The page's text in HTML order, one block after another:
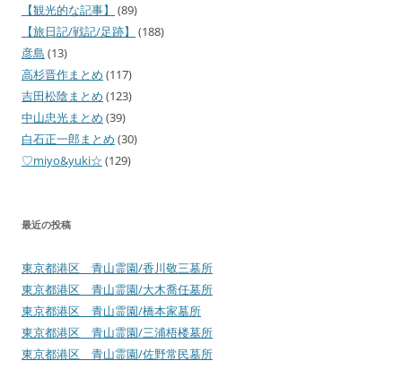
【観光的な記事】
(89)
【旅日記/戦記/足跡】
(188)
彦島 (13)
高杉晋作まとめ (117)
吉田松陰まとめ (123)
中山忠光まとめ (39)
白石正一郎まとめ (30)
♡miyo&yuki☆ (129)
最近の投稿
東京都港区 青山霊園/香川敬三墓所
東京都港区 青山霊園/大木喬任墓所
東京都港区 青山霊園/橋本家墓所
東京都港区 青山霊園/三浦梧楼墓所
東京都港区 青山霊園/佐野常民墓所